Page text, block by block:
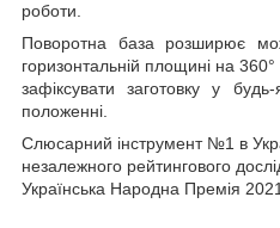
роботи.
Поворотна база розширює
горизонтальній площині на
зафіксувати заготовку у
положенні.
Слюсарний інструмент №1 в
незалежного рейтингового
Українська Народна Премія